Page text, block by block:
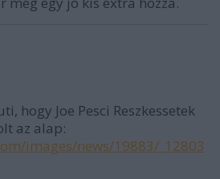
hogy Joe Pesci Reszkessetek
az alap:
images/news/19883/_12803